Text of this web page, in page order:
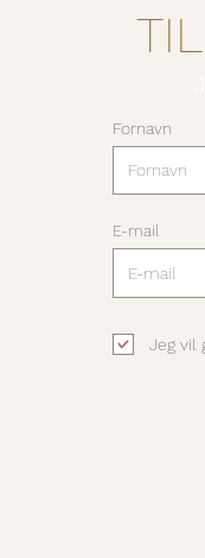
Fornavn
E-mail
Jeg vil